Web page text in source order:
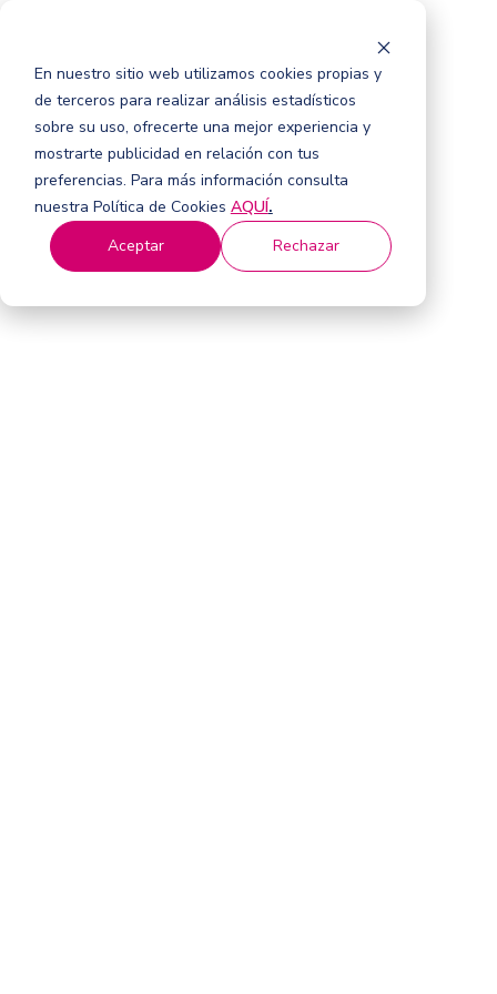
En nuestro sitio web utilizamos cookies propias y
de terceros para realizar análisis estadísticos
sobre su uso, ofrecerte una mejor experiencia y
mostrarte publicidad en relación con tus
preferencias. Para más información consulta
nuestra Política de Cookies AQUÍ.
Aceptar
Rechazar